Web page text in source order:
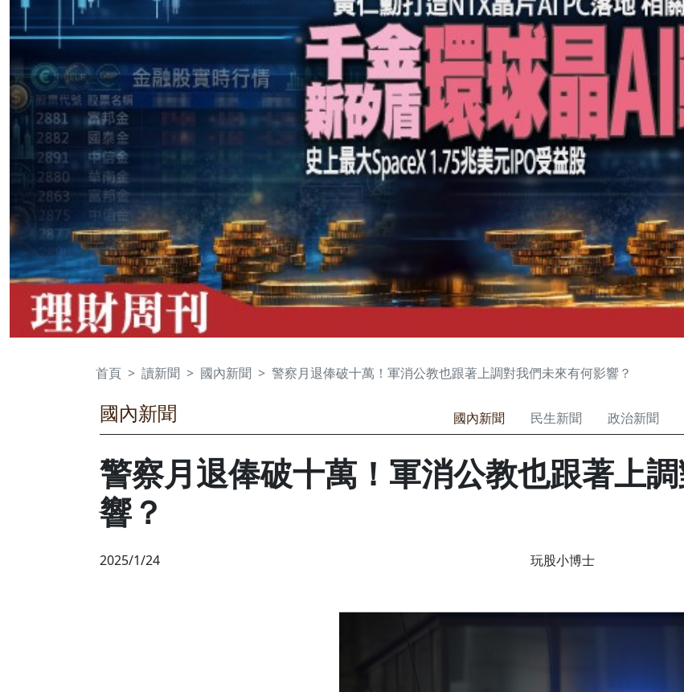
首頁 讀新聞 國內新聞 警察月退俸破十萬！軍消公教也跟著上調對我們未來有何影響？
國內新聞 國內新聞 民生新聞 政治新聞
警察月退俸破十萬！軍消公教也跟著上
響？
2025/1/24 玩股小博士